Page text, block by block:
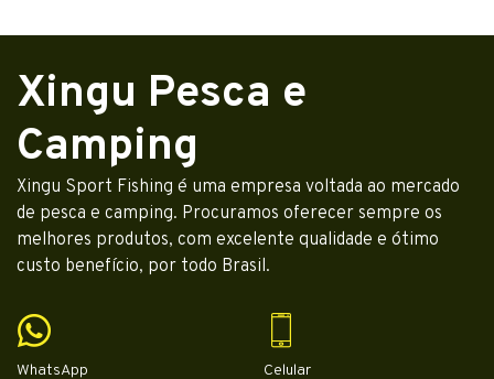
Xingu Pesca e
Camping
Xingu Sport Fishing é uma empresa voltada ao mercado
de pesca e camping. Procuramos oferecer sempre os
melhores produtos, com excelente qualidade e ótimo
custo benefício, por todo Brasil.
WhatsApp Celular